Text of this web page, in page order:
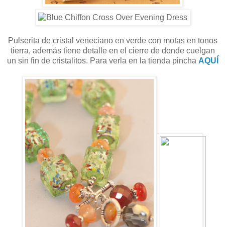
Pulserita de cristal veneciano en verde con motas en tonos
tierra, además tiene detalle en el cierre de donde cuelgan
un sin fin de cristalitos. Para verla en la tienda pincha AQUÍ